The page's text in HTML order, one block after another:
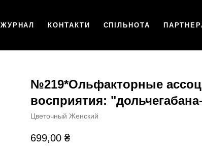
ЖУРНАЛ КОНТАКТИ СПІЛЬНОТА
№219*Ольфакторные
восприятия:
Цветочный Женский
699,00 ₴